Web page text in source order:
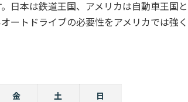
日本は鉄道王国、アメリカは自動車王国と
ートドライブの必要性をアメリカでは強く
金 土 日